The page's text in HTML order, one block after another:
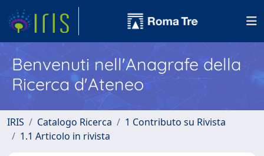
Benvenuti nell'Anagrafe della
Ricerca d'Ateneo
IRIS Catalogo Ricerca
1 Contributo su Rivista
1.1 Articolo in rivista